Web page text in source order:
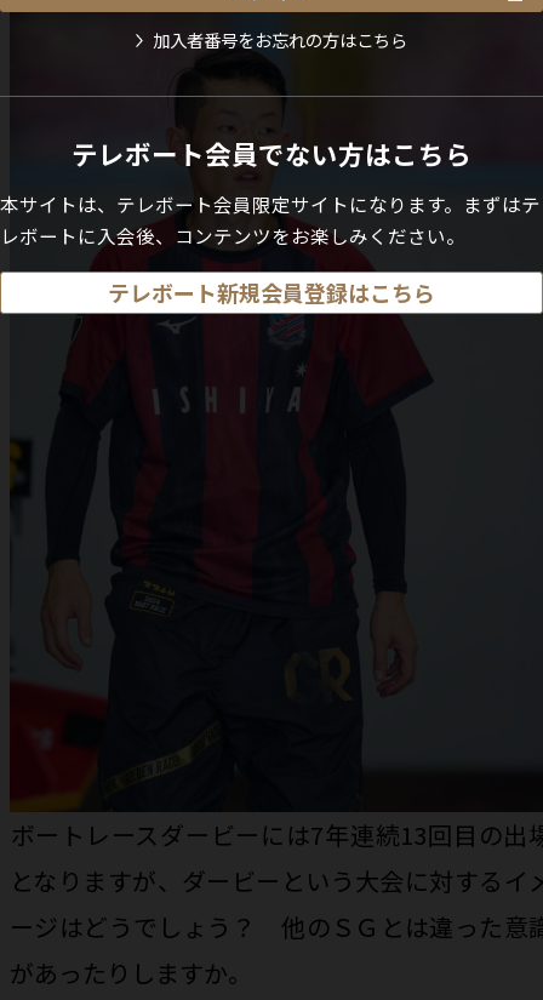
加入者番号をお忘れの方はこちら
テレボート会員でない方はこちら
本サイトは、テレボート会員限定サイトになります。まずはテ
レボートに入会後、コンテンツをお楽しみください。
テレボート新規会員登録はこちら
――ボートレースダービーには7年連続13回目の出
となりますが、ダービーという大会に対するイ
ージはどうでしょう？ 他のＳＧとは違った意
があったりしますか。